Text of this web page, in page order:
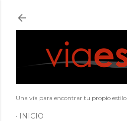
Una vía para encontrar tu propio estilo
INICIO